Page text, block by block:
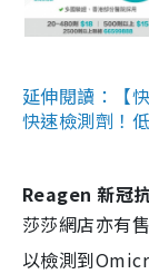
延伸閱讀：【
快速檢測劑！
Reagen 新冠
莎莎網店亦有
以檢測到